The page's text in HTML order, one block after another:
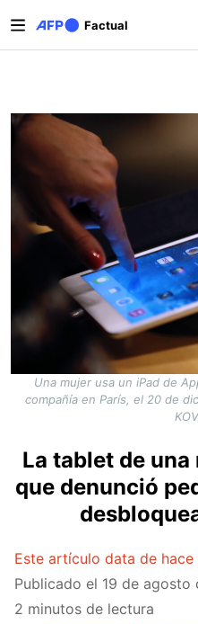
Factual
Solapas
Una mujer usa un iPad de
compañía en París, el 20 de
La tablet de
que denunció
Este artículo data de hace
Publicado el 19 de agosto
2 minutos de lectura